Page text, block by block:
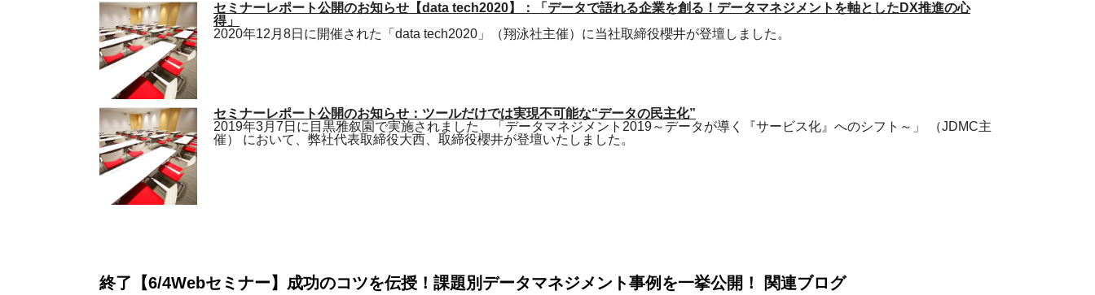
セミナーレポート公開のお知らせ【data tech2020】：「データで語れる企業を創る！データマネジメントを軸としたDX推進の心
得」
2020年12月8日に開催された「data tech2020」（翔泳社主催）に当社取締役櫻井が登壇しました。
セミナーレポート公開のお知らせ：ツールだけでは実現不可能な“データの民主化”
2019年3月7日に目黒雅叙園で実施されました、「データマネジメント2019～データが導く『サービス化』へのシフト～」 （JDMC主
催） において、弊社代表取締役大西、取締役櫻井が登壇いたしました。
終了【6/4Webセミナー】成功のコツを伝授！課題別データマネジメント事例を一挙公開！ 関連ブログ